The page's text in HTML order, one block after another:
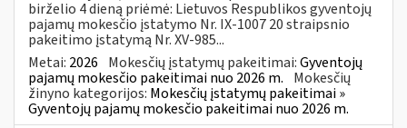
birželio 4 dieną priėmė: Lietuvos Respublikos gyventojų
pajamų mokesčio įstatymo Nr. IX-1007 20 straipsnio
pakeitimo įstatymą Nr. XV-985...
Metai: 2026 Mokesčių įstatymų pakeitimai:Gyventojų
pajamų mokesčio pakeitimai nuo 2026 m. Mokesčių
žinyno kategorijos: Mokesčių įstatymų pakeitimai »
Gyventojų pajamų mokesčio pakeitimai nuo 2026 m.